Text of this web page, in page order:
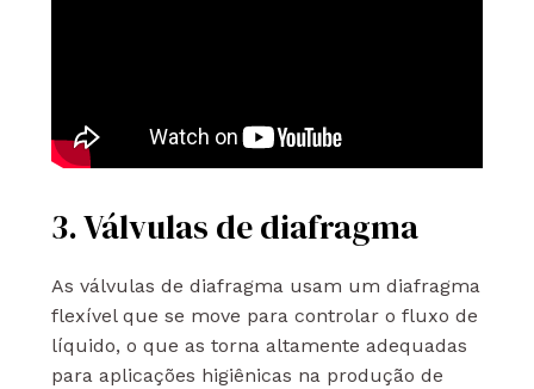
3. Válvulas de diafragma
As válvulas de diafragma usam um diafragma
flexível que se move para controlar o fluxo de
líquido, o que as torna altamente adequadas
para aplicações higiênicas na produção de